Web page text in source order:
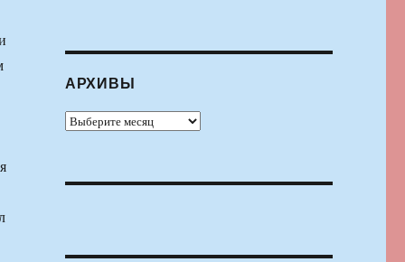
АРХИВЫ
Архивы